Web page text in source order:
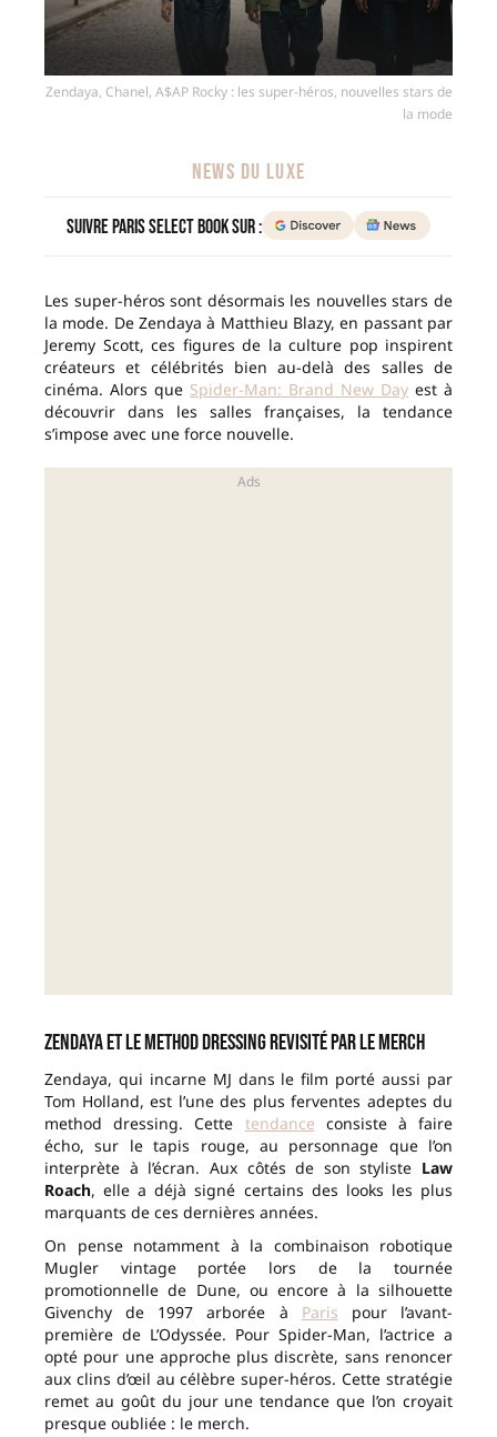
Zendaya, Chanel, A$AP Rocky : les super-héros, nouvelles stars de
la mode
NEWS DU LUXE
Suivre Paris Select Book sur :
Les super-héros sont désormais les nouvelles stars de
la mode. De Zendaya à Matthieu Blazy, en passant par
Jeremy Scott, ces figures de la culture pop inspirent
créateurs et célébrités bien au-delà des salles de
cinéma. Alors que Spider-Man: Brand New Day est à
découvrir dans les salles françaises, la tendance
s’impose avec une force nouvelle.
Zendaya et le method dressing revisité par le merch
Zendaya, qui incarne MJ dans le film porté aussi par
Tom Holland, est l’une des plus ferventes adeptes du
method dressing. Cette tendance consiste à faire
écho, sur le tapis rouge, au personnage que l’on
interprète à l’écran. Aux côtés de son styliste Law
Roach, elle a déjà signé certains des looks les plus
marquants de ces dernières années.
On pense notamment à la combinaison robotique
Mugler vintage portée lors de la tournée
promotionnelle de Dune, ou encore à la silhouette
Givenchy de 1997 arborée à Paris pour l’avant-
première de L’Odyssée. Pour Spider-Man, l’actrice a
opté pour une approche plus discrète, sans renoncer
aux clins d’œil au célèbre super-héros. Cette stratégie
remet au goût du jour une tendance que l’on croyait
presque oubliée : le merch.